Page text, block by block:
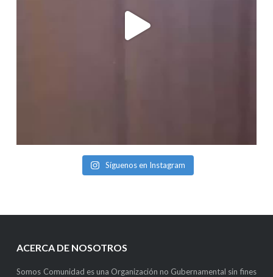
Síguenos en Instagram
ACERCA DE NOSOTROS
Somos Comunidad es una Organización no Gubernamental sin fines